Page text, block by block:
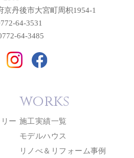
京丹後市大宮町周枳1954-1
64-3531
64-3485
ー
works
施工実績一覧
モデルハウス
リノべ＆リフォーム事例